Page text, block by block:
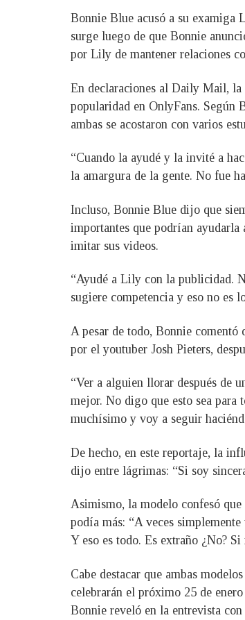
Bonnie Blue acusó a su examiga
surge luego de que Bonnie
por Lily de mantener relaciones
En declaraciones al Daily Mail, la
popularidad en OnlyFans. Según
ambas se acostaron con varios
“Cuando la ayudé y la invité a
la amargura de la gente. No fue
Incluso, Bonnie Blue dijo que
importantes que podrían
imitar sus videos.
“Ayudé a Lily con la publicidad.
sugiere competencia y eso no es
A pesar de todo, Bonnie
por el youtuber Josh Pieters,
“Ver a alguien llorar después de
mejor. No digo que esto sea para
muchísimo y voy a seguir
De hecho, en este reportaje, la
dijo entre lágrimas: “Si soy
Asimismo, la modelo confesó
podía más: “A veces
Y eso es todo. Es extraño ¿No?
Cabe destacar que ambas
celebrarán el próximo 25 de
Bonnie reveló en la entrevista